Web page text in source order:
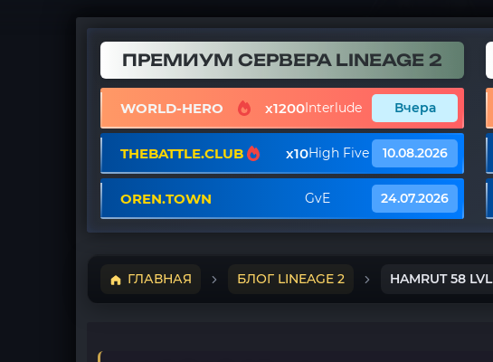
ПРЕМИУМ СЕРВЕРА LINEAGE 2
WORLD-HERO x1200Interlude Вчера
THEBATTLE.CLUB x10High Five 10.08.2026
OREN.TOWN GvE 24.07.2026
ГЛАВНАЯ БЛОГ LINEAGE 2 HAMRUT 58 LVL